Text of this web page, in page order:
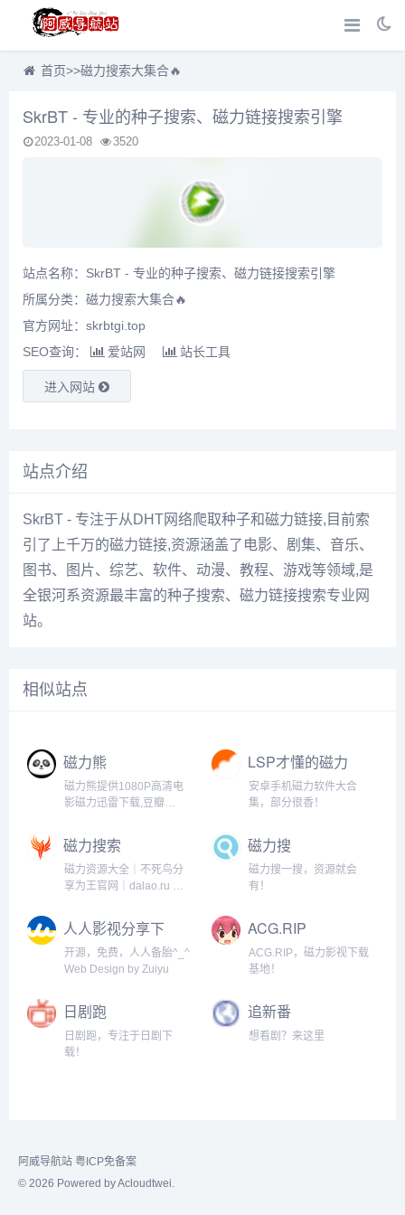
首页>>磁力搜索大集合🔥
SkrBT - 专业的种子搜索、磁力链接搜索引擎
2023-01-08 3520
站点名称：SkrBT - 专业的种子搜索、磁力链接搜索引擎
所属分类： 磁力搜索大集合🔥
官方网址：skrbtgi.top
SEO查询：
爱站网 站长工具
进入网站
站点介绍
SkrBT - 专注于从DHT网络爬取种子和磁力链接,目前索
引了上千万的磁力链接,资源涵盖了电影、剧集、音乐、
图书、图片、综艺、软件、动漫、教程、游戏等领域,是
全银河系资源最丰富的种子搜索、磁力链接搜索专业网
站。
相似站点
磁力熊
磁力熊提供1080P高清电
影磁力迅雷下载,豆瓣
1080P高清磁力下载。
LSP才懂的磁力
工具
安卓手机磁力软件大合
集，部分很香！
磁力搜索
磁力资源大全｜不死鸟分
享为王官网｜dalao.ru 大
磁力搜
磁力搜一搜，资源就会
有！
人人影视分享下
载站
开源，免费，人人备胎^_^
Web Design by Zuiyu
ACG.RIP
ACG.RIP，磁力影视下载
基地！
日剧跑
日剧跑，专注于日剧下
载！
追新番
想看剧？来这里
阿威导航站 粤ICP免备案
© 2026 Powered by Acloudtwei.